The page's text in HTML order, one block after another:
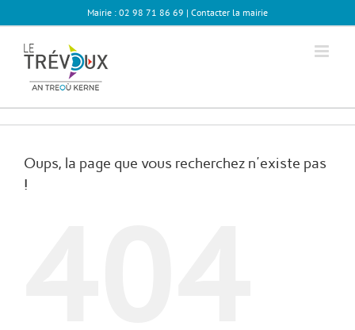
au
Mairie : 02 98 71 86 69 | Contacter la mairie
Oups, la page que vous recherchez n'existe pas
!